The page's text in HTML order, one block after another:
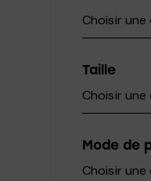
Taille
Mode de